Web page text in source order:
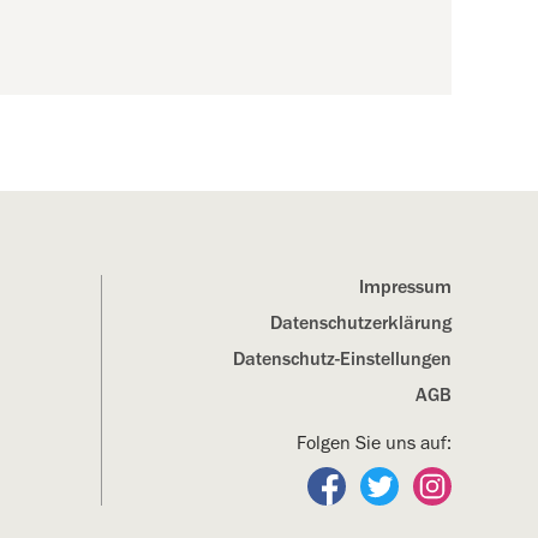
Impressum
Datenschutz­erklärung
Datenschutz-Einstellungen
AGB
Folgen Sie uns auf:
Folgen Sie uns auf
Folgen Sie uns